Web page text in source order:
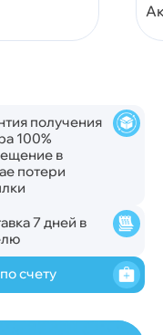
получения
100%
в
потери
7 дней в
счету